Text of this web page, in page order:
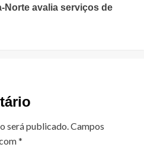
Norte avalia serviços de
será publicado.Campos
*